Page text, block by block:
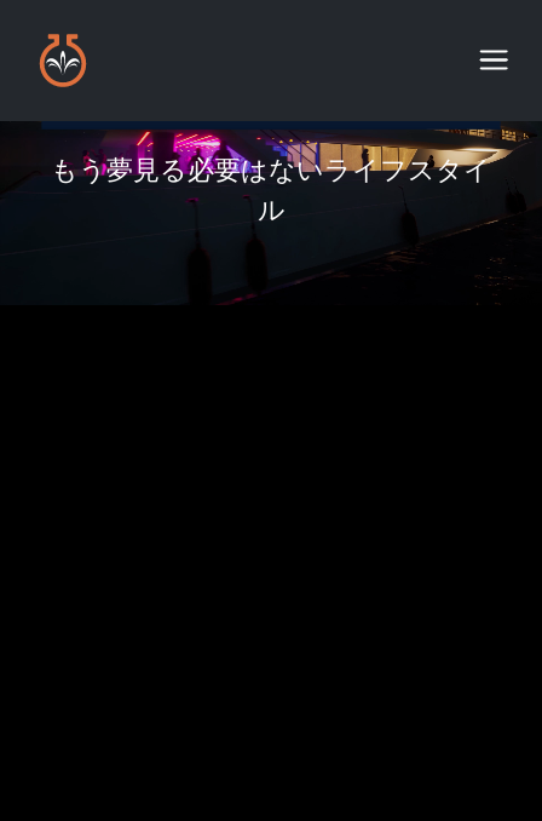
もう夢見る必要はないライフスタイ
ル